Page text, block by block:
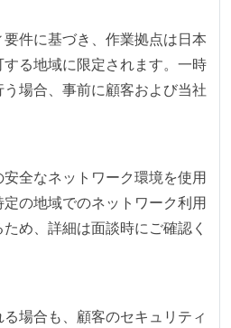
がいる
用を実施している
スペックの PC やディスプレ
る（オンラインテスト）
コードのレビュー、DB・アーキ
など）
件に基づき、作業拠点は日本
る地域に限定されます。一時
場合、事前に顧客および当社
全なネットワーク環境を使用
の地域でのネットワーク利用
め、詳細は面談時にご確認く
場合も、顧客のセキュリティ